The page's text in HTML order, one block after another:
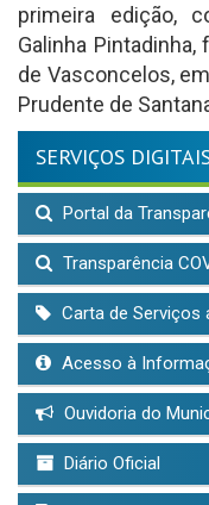
primeira edição,
Galinha
de Vasconcelos,
Prudente de
SERVIÇOS
Portal da
Transparência
Carta de Serviços
Acesso à
Ouvidoria do
Diário Oficial